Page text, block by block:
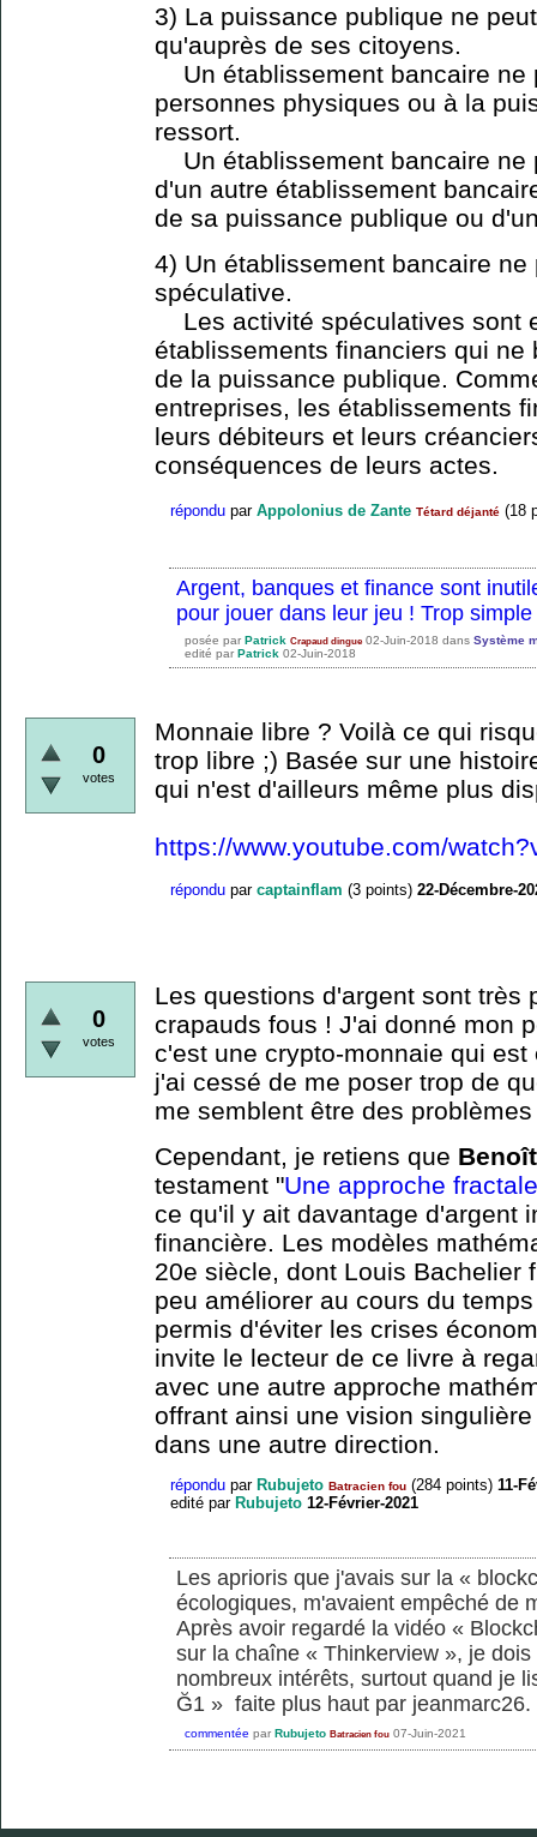
3) La puissance publique ne
qu'auprès de ses citoyens.
Un établissement bancaire ne
personnes physiques ou à la
ressort.
Un établissement bancaire ne
d'un autre établissement
de sa puissance publique ou
4) Un établissement bancaire
spéculative.
Les activité spéculatives sont
établissements financiers qui
de la puissance publique.
entreprises, les établissements
leurs débiteurs et leurs
conséquences de leurs actes.
répondu par Appolonius de Zante Tétard déjanté (18
Argent, banques et finance sont
pour jouer dans leur jeu ! Trop simple
posée par Patrick Crapaud dingue 02-Juin-2018 dans Système
edité par Patrick 02-Juin-2018
0
votes
Monnaie libre ? Voilà ce qui
trop libre ;) Basée sur une
qui n'est d'ailleurs même plus
https://www.youtube.com/
répondu par captainflam (3 points) 22-Décembre-
0
votes
Les questions d'argent sont très
crapauds fous ! J'ai donné mon
c'est une crypto-monnaie qui est
j'ai cessé de me poser trop de
me semblent être des
Cependant, je retiens que
testament "Une approche
ce qu'il y ait davantage d'argent
financière. Les modèles
20e siècle, dont Louis Bachelier
peu améliorer au cours du
permis d'éviter les crises
invite le lecteur de ce livre à
avec une autre approche
offrant ainsi une vision
dans une autre direction.
répondu par Rubujeto Batracien fou (284 points) 11-
edité par Rubujeto 12-Février-2021
Les aprioris que j'avais sur la «
écologiques, m'avaient empêché de
Après avoir regardé la vidéo «
sur la chaîne « Thinkerview », je
nombreux intérêts, surtout quand je
Ğ1 » faite plus haut par
commentée par Rubujeto Batracien fou 07-Juin-2021